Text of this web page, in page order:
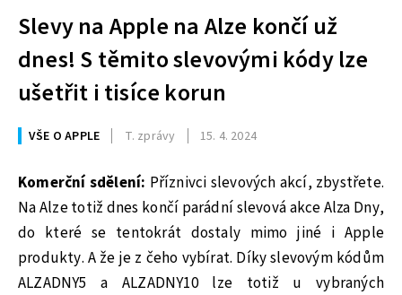
Slevy na Apple na Alze končí už
dnes! S těmito slevovými kódy lze
ušetřit i tisíce korun
VŠE O APPLE T. zprávy 15. 4. 2024
Komerční sdělení: Příznivci slevových akcí, zbystřete.
Na Alze totiž dnes končí parádní slevová akce Alza Dny,
do které se tentokrát dostaly mimo jiné i Apple
produkty. A že je z čeho vybírat. Díky slevovým kódům
ALZADNY5 a ALZADNY10 lze totiž u vybraných